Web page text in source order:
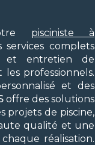
pisciniste à
complets
et entretien de
professionnels.
et des
offre des solutions
projets de piscine,
qualité et une
réalisation.